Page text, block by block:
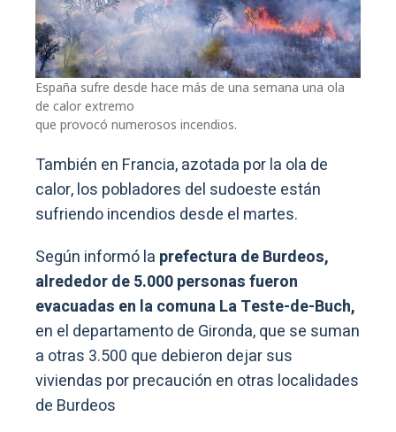
España sufre desde hace más de una semana una ola
de calor extremo
que provocó numerosos incendios.
También en Francia, azotada por la ola de
calor, los pobladores del sudoeste están
sufriendo incendios desde el martes.
Según informó la prefectura de Burdeos,
alrededor de 5.000 personas fueron
evacuadas en la comuna La Teste-de-Buch,
en el departamento de Gironda, que se suman
a otras 3.500 que debieron dejar sus
viviendas por precaución en otras localidades
de Burdeos